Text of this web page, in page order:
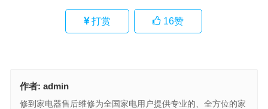
打赏 16赞
作者: admin
修到家电器售后维修为全国家电用户提供专业的、全方位的家